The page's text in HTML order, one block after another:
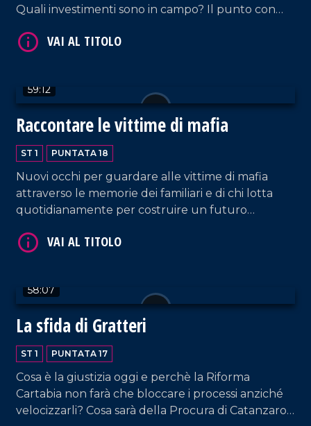
Quali investimenti sono in campo? Il punto con
59:12
Raccontare le vittime di mafia
ST 1 PUNTATA 18
Nuovi occhi per guardare alle vittime di mafia
attraverso le memorie dei familiari e di chi lotta
quotidianamente per costruire un futuro
simboli di una nuova generazione. Montaggio e
58:07
La sfida di Gratteri
ST 1 PUNTATA 17
Cosa è la giustizia oggi e perchè la Riforma
Cartabia non farà che bloccare i processi anziché
velocizzarli? Cosa sarà della Procura di Catanzaro
VAI AL TITOLO